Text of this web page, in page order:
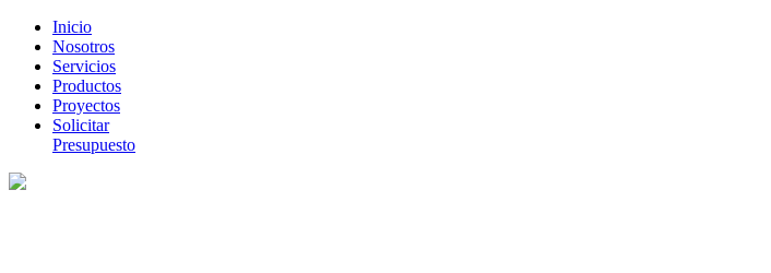
Inicio
Nosotros
Servicios
Productos
Proyectos
Solicitar
Presupuesto